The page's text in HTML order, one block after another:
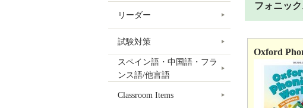
フォニッ
Oxford
リーダー
試験対策
スペイン語・中国語・フラ
ンス語/他言語
Classroom Items